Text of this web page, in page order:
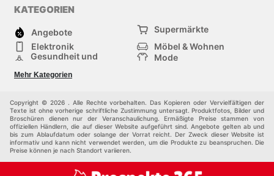
KATEGORIEN
Angebote
Supermärkte
Elektronik
Möbel & Wohnen
Gesundheit und
Mode
Sportartikel und
Sportbekleidung
Einkaufzentren
Andere
Mehr Kategorien
Copyright © 2026 . Alle Rechte vorbehalten. Das Kopieren oder Vervielfältigen der
Texte ist ohne vorherige schriftliche Zustimmung untersagt. Produktfotos, Bilder und
Broschüren dienen nur der Veranschaulichung. Ermäßigte Preise stammen von
offiziellen Händlern, die auf dieser Website aufgeführt sind. Angebote gelten ab und
bis zum Ablaufdatum oder solange der Vorrat reicht. Der Zweck dieser Website ist
informativ und kann nicht verwendet werden, um die Produkte zu beanspruchen. Die
Preise können je nach Standort variieren.